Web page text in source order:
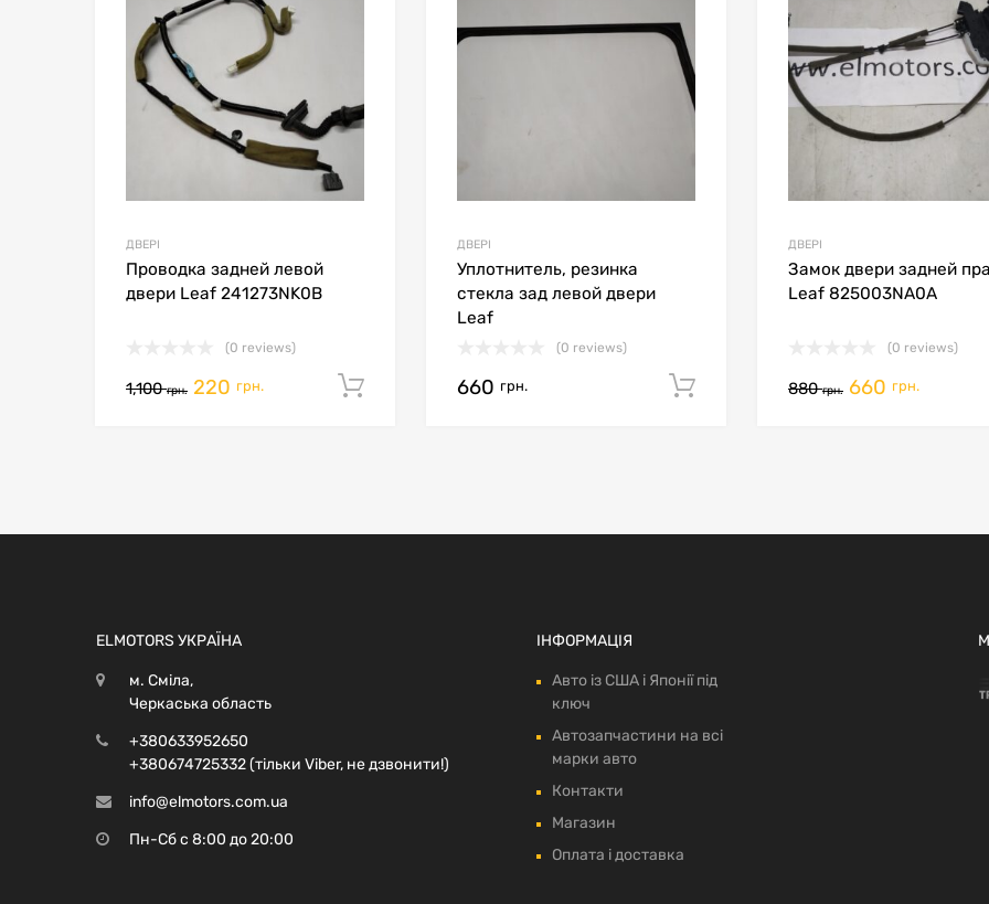
Сравнить товары
ДВЕРІ
Проводка задней левой
двери Leaf 241273NK0B
(0 reviews)
1,100грн. 220 грн. Додати в кошик
Сравнить товары
ДВЕРІ
Уплотнитель, резинка
стекла зад левой двери
Leaf
(0 reviews)
660 грн. Додати в кошик
ДВЕРІ
Замок двери задней
Leaf 825003NA0A
(0 reviews)
880грн. 660 грн.
ELMOTORS УКРАЇНА
м. Сміла,
Черкаська область
+380633952650
+380674725332 (тільки Viber, не дзвонити!)
info@elmotors.com.ua
Пн-Сб с 8:00 до 20:00
ІНФОРМАЦІЯ
Авто із США і Японії під
ключ
Автозапчастини на всі
марки авто
Контакти
Магазин
Оплата і доставка